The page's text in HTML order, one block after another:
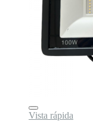
Vista rápida